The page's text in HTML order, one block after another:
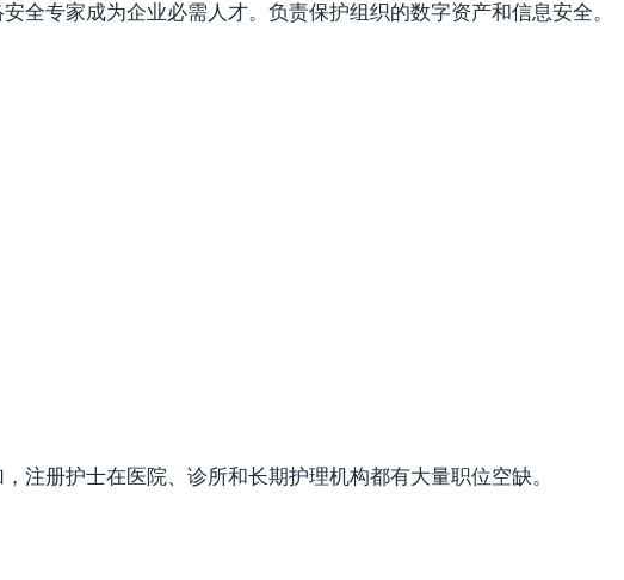
全专家成为企业必需人才。负责保护组织的数字资产和信息安全。
注册护士在医院、诊所和长期护理机构都有大量职位空缺。